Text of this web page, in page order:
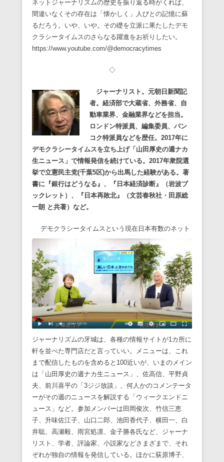
ネットジャーナリズムの歴史を振り返る時がくれば、
間違いなくその存在は「懐かしく」人びとの記憶に蘇
るだろう。いや、いや。その礎を立派に果たしたデモ
クラシータイムスのさらなる躍進をお祈りしたい。
https://www.youtube.com/@democracytimes
◇
ジャーナリスト。元朝日新聞記
者。経済部で大蔵省、外務省、自
動車業界、金融業界などを担当。
ロンドン特派員、編集委員、バン
コク特派員などを歴任。2017年に
デモクラシータイムスを立ち上げ「山田厚史の週ナカ
生ニュース」で情報発信を続けている。2017年衆院選
挙で立憲民主党(千葉5区)から出馬した経験がある。著
書に『銀行はどうなる』、『日本経済診断』（岩波ブ
ックレット）、『日本再敗北』（文芸春秋社・田原総
一朗 と共著）など。
デモクラシータイムスという現在日本有数のネット
ジャーナリズムの牙城は、各種の情報サイトが1カ所に
軒を並べた専門店だと言っていい。メニューは、これ
まで配信したものを含めると100近いが、いまのメイン
は「山田厚史の週ナカ生ニュース」、佐高信、平野貞
夫、前川喜平の「3ジジ放談」、何人かのコメンテータ
ーがその週のニュースを解説する「ウィークエンドニ
ュース」など。参加メンバーは田岡俊次、竹信三恵
子、升味佐江子、山口二郎、池田香代子、横田一、白
井聡、高瀬毅、雨宮処凛、金子勝各氏など、ジャーナ
リスト、学者、評論家、小説家などさまざまで、それ
ぞれが独自の情報を発信している。ほかに荻原博子、